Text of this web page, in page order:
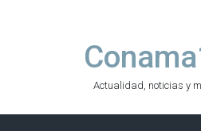
Actualidad, noticias y